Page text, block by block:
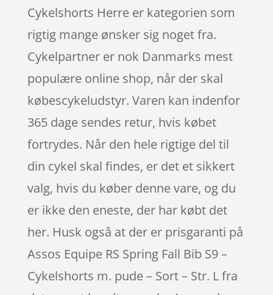
Cykelshorts Herre er kategorien som
rigtig mange ønsker sig noget fra.
Cykelpartner er nok Danmarks mest
populære online shop, når der skal
købescykeludstyr. Varen kan indenfor
365 dage sendes retur, hvis købet
fortrydes. Når den hele rigtige del til
din cykel skal findes, er det et sikkert
valg, hvis du køber denne vare, og du
er ikke den eneste, der har købt det
her. Husk også at der er prisgaranti på
Assos Equipe RS Spring Fall Bib S9 –
Cykelshorts m. pude – Sort – Str. L fra